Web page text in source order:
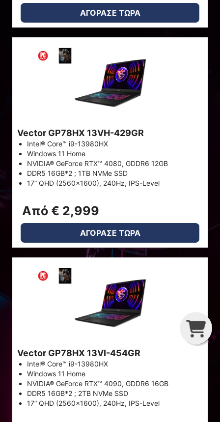
G
C
B
ΑΓΟΡΑΣΕ ΤΩΡΑ
Vector GP78HX 13VH-429GR
Intel® Core™ i9-13980HX
Windows 11 Home
NVIDIA® GeForce RTX™ 4080, GDDR6 12GB
DDR5 16GB*2 ; 1TB NVMe SSD
17” QHD (2560x1600), 240Hz, IPS-Level
Από € 2,999
ΑΓΟΡΑΣΕ ΤΩΡΑ
Vector GP78HX 13VI-454GR
Intel® Core™ i9-13980HX
Windows 11 Home
NVIDIA® GeForce RTX™ 4090, GDDR6 16GB
DDR5 16GB*2 ; 2TB NVMe SSD
17” QHD (2560x1600), 240Hz, IPS-Level